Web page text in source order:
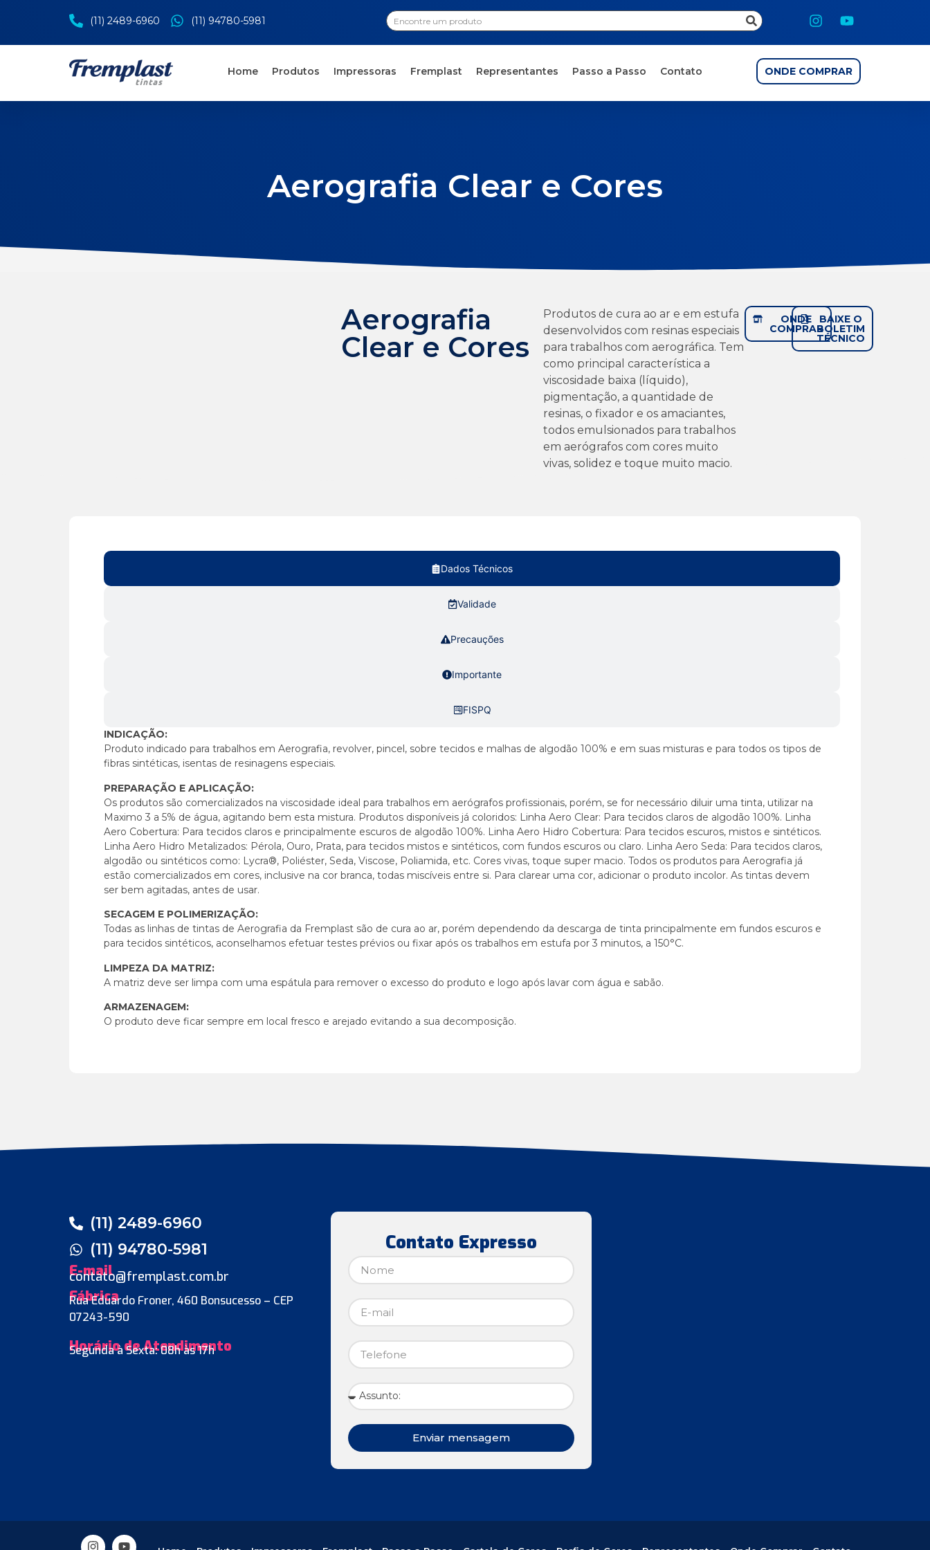
(11) 2489-6960 (11) 94780-5981
Home Produtos Impressoras Fremplast Representantes Passo a Passo Contato ONDE COMPRAR
Aerografia Clear e Cores
Aerografia
Clear e Cores
Produtos de cura ao ar e em estufa
desenvolvidos com resinas especiais
para trabalhos com aerográfica. Tem
como principal característica a
viscosidade baixa (líquido),
pigmentação, a quantidade de
resinas, o fixador e os amaciantes,
todos emulsionados para trabalhos
em aerógrafos com cores muito
vivas, solidez e toque muito macio.
ONDE
COMPRAR
BAIXE O
BOLETIM
TÉCNICO
Dados Técnicos
Validade
Precauções
Importante
FISPQ
INDICAÇÃO:
Produto indicado para trabalhos em Aerografia, revolver, pincel, sobre tecidos e malhas de algodão 100% e em suas misturas e para todos os tipos de
fibras sintéticas, isentas de resinagens especiais.
PREPARAÇÃO E APLICAÇÃO:
Os produtos são comercializados na viscosidade ideal para trabalhos em aerógrafos profissionais, porém, se for necessário diluir uma tinta, utilizar na
Maximo 3 a 5% de água, agitando bem esta mistura. Produtos disponíveis já coloridos: Linha Aero Clear: Para tecidos claros de algodão 100%. Linha
Aero Cobertura: Para tecidos claros e principalmente escuros de algodão 100%. Linha Aero Hidro Cobertura: Para tecidos escuros, mistos e sintéticos.
Linha Aero Hidro Metalizados: Pérola, Ouro, Prata, para tecidos mistos e sintéticos, com fundos escuros ou claro. Linha Aero Seda: Para tecidos claros,
algodão ou sintéticos como: Lycra®, Poliéster, Seda, Viscose, Poliamida, etc. Cores vivas, toque super macio. Todos os produtos para Aerografia já
estão comercializados em cores, inclusive na cor branca, todas miscíveis entre si. Para clarear uma cor, adicionar o produto incolor. As tintas devem
ser bem agitadas, antes de usar.
SECAGEM E POLIMERIZAÇÃO:
Todas as linhas de tintas de Aerografia da Fremplast são de cura ao ar, porém dependendo da descarga de tinta principalmente em fundos escuros e
para tecidos sintéticos, aconselhamos efetuar testes prévios ou fixar após os trabalhos em estufa por 3 minutos, a 150°C.
LIMPEZA DA MATRIZ:
A matriz deve ser limpa com uma espátula para remover o excesso do produto e logo após lavar com água e sabão.
ARMAZENAGEM:
O produto deve ficar sempre em local fresco e arejado evitando a sua decomposição.
(11) 2489-6960
(11) 94780-5981
E-mail
contato@fremplast.com.br
Fábrica
Rua Eduardo Froner, 460 Bonsucesso – CEP
07243-590
Horário de Atendimento
Segunda à Sexta: 08h às 17h
Contato Expresso
Enviar mensagem